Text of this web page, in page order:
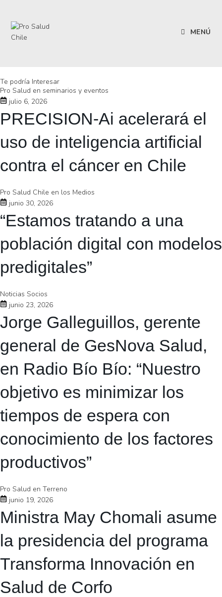
MENÚ
Te podría Interesar
Pro Salud en seminarios y eventos
julio 6, 2026
PRECISION-Ai acelerará el
uso de inteligencia artificial
contra el cáncer en Chile
Pro Salud Chile en los Medios
junio 30, 2026
“Estamos tratando a una
población digital con modelos
predigitales”
Noticias Socios
junio 23, 2026
Jorge Galleguillos, gerente
general de GesNova Salud,
en Radio Bío Bío: “Nuestro
objetivo es minimizar los
tiempos de espera con
conocimiento de los factores
productivos”
Pro Salud en Terreno
junio 19, 2026
Ministra May Chomali asume
la presidencia del programa
Transforma Innovación en
Salud de Corfo